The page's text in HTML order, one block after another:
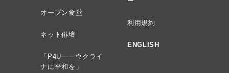
オープン食堂
ネット俳壇
「P4U——ウクライ
ナに平和を」
利用規約
ENGLISH